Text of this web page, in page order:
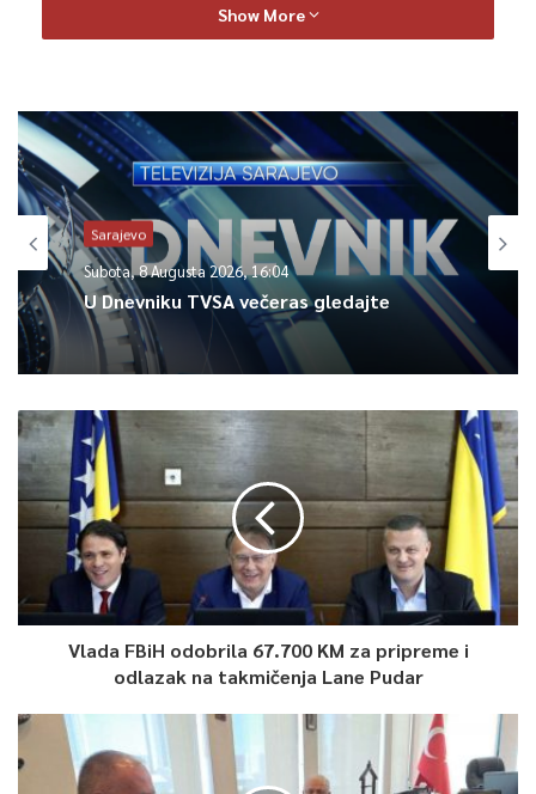
usluge koje se pružaju i osiguranicima u Kantonu Sarajevo.
ortopedije, operacije kuka, urođeni deformiteti kuka kod djece,
operacije na kičmi, ali i sve druge intervencije i oblasti za koje
je regisitrovana Opća bolnica. Mislim da je širok spektar usluga
za naše pacijente kojima će biti omogućeno sve što imaju
osiguranici Kantona Sarajevo. Mi smo finansijsku konsktrukciju
zatvorili, sredstva imamo obezbjeđena i uredno ćemo
izvršavati svoje obaveze – kazao je Halilović.
Naglasio je da je u posljednje vrijeme zabilježeno veliko
– Pojedinačne slučajeve smo rješavali putem komisije i vidjeli
smo zaista da postoji potreba za ugovorom koji će obuhvatiti
jednu cjelovitu saradnju i mi smo u saradnji sa ministarstvom
zdravstva i menadžmentom Opće bolnice ostvarili kontakt koji
je rezultirao ugovorom koji je potpisan do kraja godine. Naši
saradnici već rade i na ugovoru za sljedeću godinu, tako da će
našim osiguranicima biti pružena ta mogućnost – kazao je
direktor Zavoda zdarvstvenog osiguranja BPK Goražde.
Najavio je da će narednih dana biti upriličena i posjeta
Kliničkom centru u Tuzli kako bi se i sa tom ustanovom
Show More
Sarajevo
Subota, 8 Augusta 2026, 16:04
U Dnevniku TVSA večeras gledajte
Vlada FBiH odobrila 67.700 KM za pripreme i
odlazak na takmičenja Lane Pudar